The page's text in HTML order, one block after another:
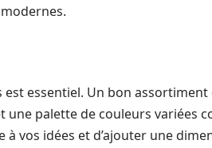
essentiel. Un bon assortiment
une palette de couleurs variées
vos idées et d’ajouter une